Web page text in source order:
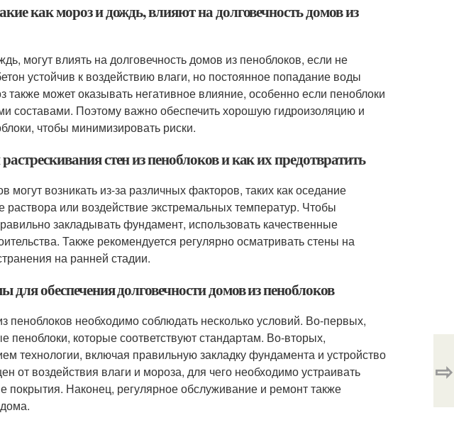
как мороз и дождь, влияют на долговечность домов из
могут влиять на долговечность домов из пеноблоков, если не
устойчив к воздействию влаги, но постоянное попадание воды
может оказывать негативное влияние, особенно если пеноблоки
составами. Поэтому важно обеспечить хорошую гидроизоляцию и
чтобы минимизировать риски.
стен из пеноблоков и как их предотвратить
могут возникать из-за различных факторов, таких как оседание
или воздействие экстремальных температур. Чтобы
закладывать фундамент, использовать качественные
Также рекомендуется регулярно осматривать стены на
на ранней стадии.
для обеспечения долговечности домов из пеноблоков
пеноблоков необходимо соблюдать несколько условий. Во-первых,
пеноблоки, которые соответствуют стандартам. Во-вторых,
технологии, включая правильную закладку фундамента и устройство
от воздействия влаги и мороза, для чего необходимо устраивать
покрытия. Наконец, регулярное обслуживание и ремонт также
⇨